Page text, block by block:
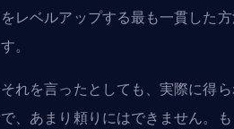
をレベルアップする最も一貫した
す。
それを言ったとしても、実際に得
で、あまり頼りにはできません。